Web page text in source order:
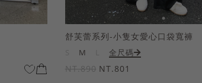
舒芙蕾系列-小隻女愛心口袋寬褲
M 全尺碼
NT.890 NT.801